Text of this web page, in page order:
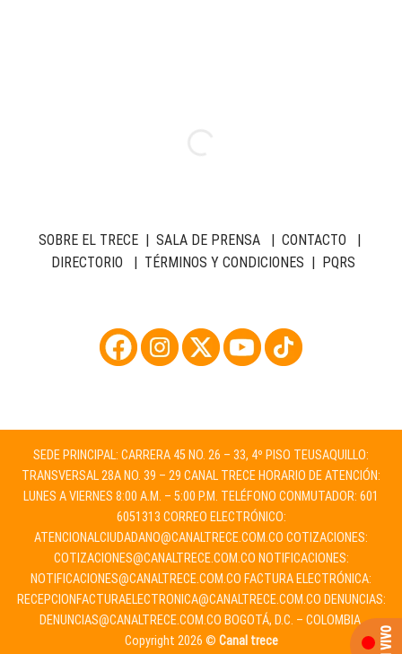
SOBRE EL TRECE| SALA DE PRENSA| CONTACTO |
DIRECTORIO | TÉRMINOS Y CONDICIONES | PQRS
SEDE PRINCIPAL: CARRERA 45 NO. 26 – 33, 4º PISO TEUSAQUILLO:
TRANSVERSAL 28A NO. 39 – 29 CANAL TRECE HORARIO DE ATENCIÓN:
LUNES A VIERNES 8:00 A.M. – 5:00 P.M. TELÉFONO CONMUTADOR: 601
6051313 CORREO ELECTRÓNICO:
ATENCIONALCIUDADANO@CANALTRECE.COM.CO COTIZACIONES:
COTIZACIONES@CANALTRECE.COM.CO NOTIFICACIONES:
NOTIFICACIONES@CANALTRECE.COM.CO FACTURA ELECTRÓNICA:
RECEPCIONFACTURAELECTRONICA@CANALTRECE.COM.CO DENUNCIAS:
DENUNCIAS@CANALTRECE.COM.CO BOGOTÁ, D.C. – COLOMBIA.
Copyright 2026 © Canal trece